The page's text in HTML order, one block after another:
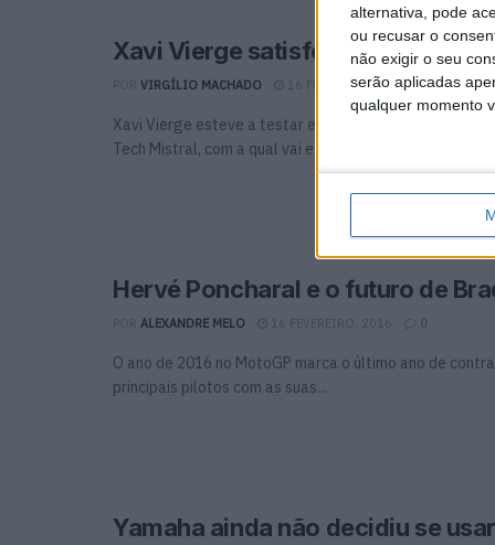
alternativa, pode
ou recusar o
não exigir o seu
serão aplicadas
qualquer momento
Xavi Vierge satisfeito com a Tech
VIRGÍLIO MACHADO 16 FEVEREIRO, 2016 0
Xavi Vierge esteve a testar em Valência as novas
Tech Mistral, com a qual vai estar...
Hervé Poncharal e o futuro de
ALEXANDRE MELO 16 FEVEREIRO, 2016 0
O ano de 2016 no MotoGP marca o último ano de
principais pilotos com as suas...
Yamaha ainda não decidiu se